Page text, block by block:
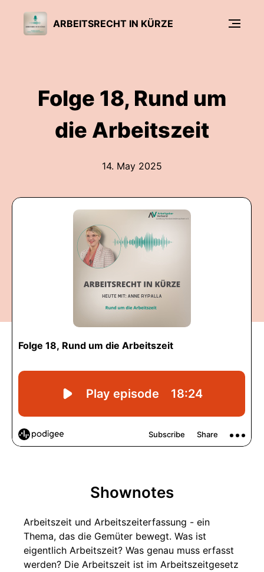
ARBEITSRECHT IN KÜRZE
Folge 18, Rund um
die Arbeitszeit
14. May 2025
Shownotes
Arbeitszeit und Arbeitszeiterfassung - ein
Thema, das die Gemüter bewegt. Was ist
eigentlich Arbeitszeit? Was genau muss erfasst
werden? Die Arbeitszeit ist im Arbeitszeitgesetz